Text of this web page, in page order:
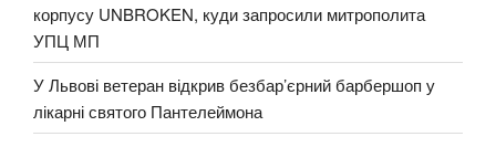
корпусу UNBROKEN, куди запросили митрополита
УПЦ МП
У Львові ветеран відкрив безбар’єрний барбершоп у
лікарні святого Пантелеймона